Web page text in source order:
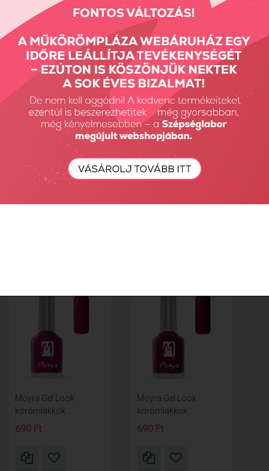
690 Ft 690 Ft
Moyra Gel Look
körömlakkok...
690 Ft
Moyra Gel Look
körömlakkok...
690 Ft